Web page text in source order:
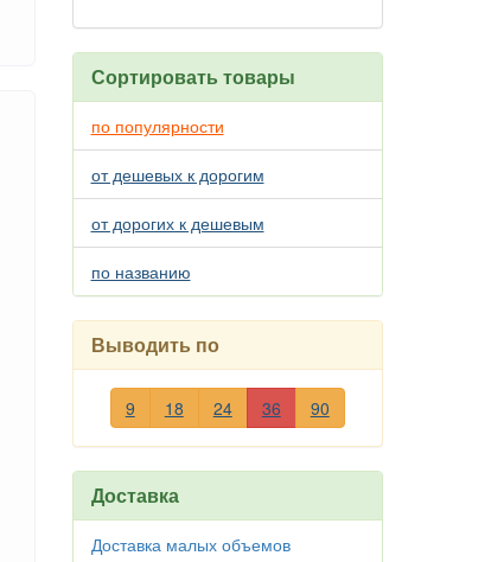
Сортировать товары
по популярности
от дешевых к дорогим
от дорогих к дешевым
по названию
Выводить по
9 18 24 36 90
Доставка
Доставка малых объемов